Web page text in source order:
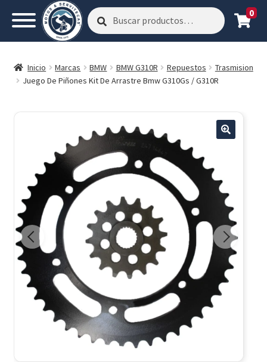
Buscar
por:
Buscar 0
Inicio Marcas BMW BMW G310R Repuestos
Trasmision
Juego De Piñones Kit De Arrastre Bmw G310Gs / G310R